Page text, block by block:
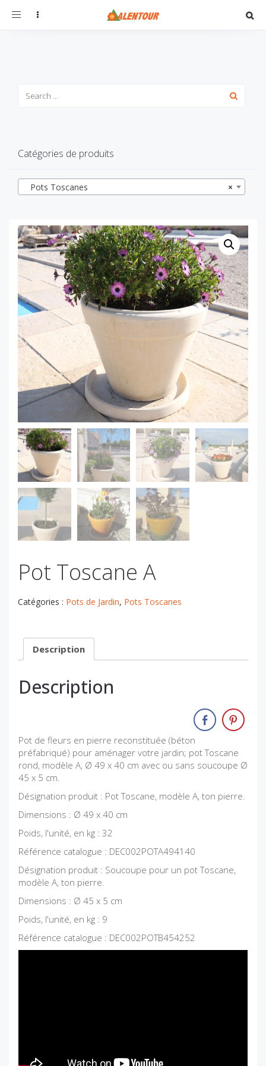
Toggle
Catégories de produits
×
Pots Toscanes
Pot Toscane A
Catégories : Pots de Jardin, Pots Toscanes
Description
Description
Pot de fleurs en pierre reconstituée (béton
préfabriqué) pour aménager votre jardin; pot Toscane
rond, modèle A, Ø 49 x 40 cm avec ou sans soucoupe Ø
45 x 5 cm.
Désignation produit : Pot Toscane, modèle A, ton pierre.
Dimensions : Ø 49 x 40 cm
Poids, l'unité, en kg : 32
Référence catalogue : DEC002POTA494140
Désignation produit : Soucoupe pour un pot Toscane,
modèle A, ton pierre.
Dimensions : Ø 45 x 5 cm
Poids, l'unité, en kg : 9
Référence catalogue : DEC002POTB454252